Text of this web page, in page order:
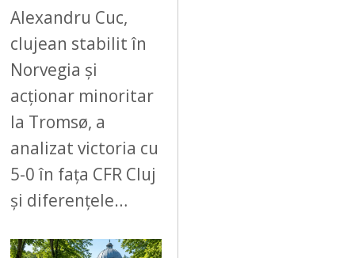
Alexandru Cuc,
clujean stabilit în
Norvegia și
acționar minoritar
la Tromsø, a
analizat victoria cu
5-0 în fața CFR Cluj
și diferențele…